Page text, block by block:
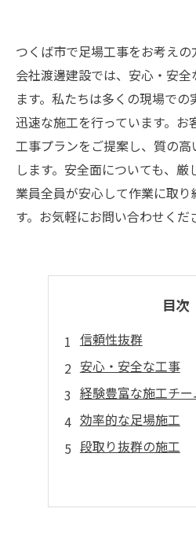
つくば市で足場工事をお考え
会社渡邊建設では、安心・安
ます。私たちは多くの現場で
迅速な施工を行っています。お
工事プランをご提案し、質の
します。安全面についても、
業員全員が安心して作業に取
す。お気軽にお問い合わせくだ
目次
信頼性抜群
安心・安全な工事
経験豊富な施工チー
効率的な足場施工
段取り抜群の施工